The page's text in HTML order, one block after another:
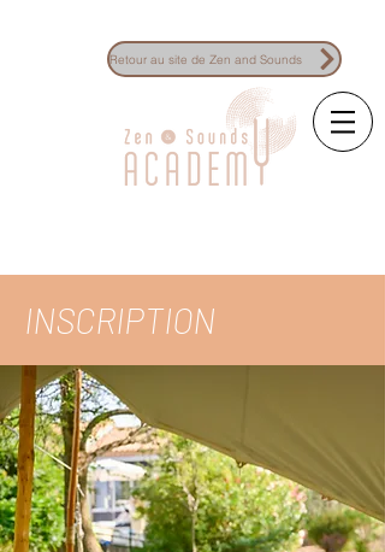
Retour au site de Zen and Sounds
INSCRIPTION